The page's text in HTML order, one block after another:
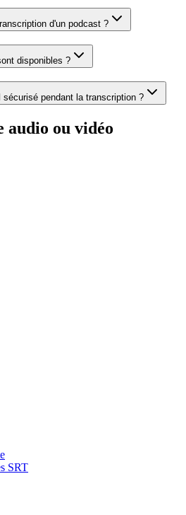
d'un podcast ?
disponibles ?
sécurisé pendant la transcription ?
audio ou vidéo
SRT